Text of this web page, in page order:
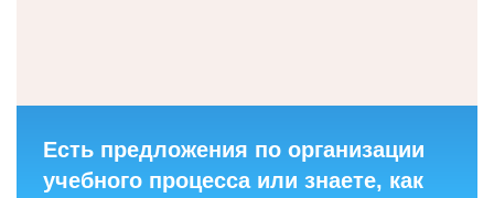
Есть предложения по организации
учебного процесса или знаете, как